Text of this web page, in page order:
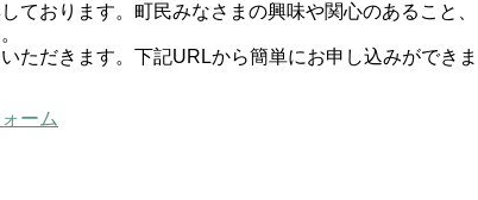
ております。町民みなさまの興味や関心のあること、
ただきます。下記URLから簡単にお申し込みができま
ーム